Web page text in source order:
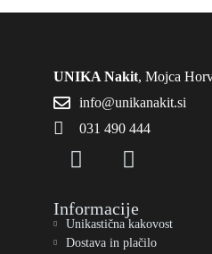
UNIKA Nakit, Mojca
info@unikanakit.si
031 490 444
Informacije
Unikastična kakovost
Dostava in plačilo